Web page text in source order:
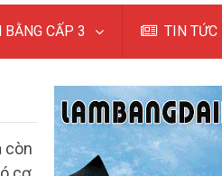
BẰNG CẤP 3 TIN TỨC
còn